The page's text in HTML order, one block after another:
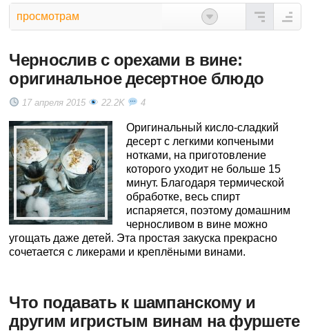
просмотрам
Чернослив с орехами в вине:
оригинальное десертное блюдо
17 апреля 2015 22.2K 4
Оригинальный кисло-сладкий
десерт с легкими копчеными
нотками, на приготовление
которого уходит не больше 15
минут. Благодаря термической
обработке, весь спирт
испаряется, поэтому домашним
черносливом в вине можно
угощать даже детей. Эта простая закуска прекрасно
сочетается с ликерами и креплёными винами.
Что подавать к шампанскому и
другим игристым винам на фуршете